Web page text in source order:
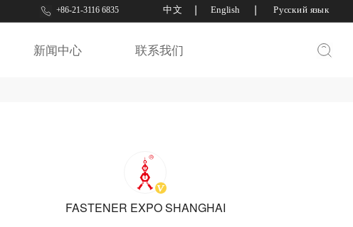
新闻中心 联系我们
华人螺丝出口网+86-21-3116 6835 中文 English Русский язык
FASTENER EXPO SHANGHAI